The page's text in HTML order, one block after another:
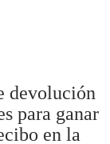
devolución
para ganar
en la